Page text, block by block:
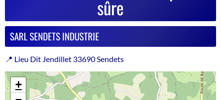
sûre
SARL SENDETS INDUSTRIE
📍 Lieu Dit Jendillet 33690 Sendets
+